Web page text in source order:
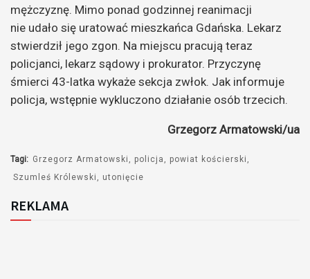
mężczyznę. Mimo ponad godzinnej reanimacji
nie udało się uratować mieszkańca Gdańska. Lekarz
stwierdził jego zgon. Na miejscu pracują teraz
policjanci, lekarz sądowy i prokurator. Przyczynę
śmierci 43-latka wykaże sekcja zwłok. Jak informuje
policja, wstępnie wykluczono działanie osób trzecich.
Grzegorz Armatowski/ua
Tagi: Grzegorz Armatowski policja
powiat kościerski
Szumleś Królewski
utonięcie
REKLAMA